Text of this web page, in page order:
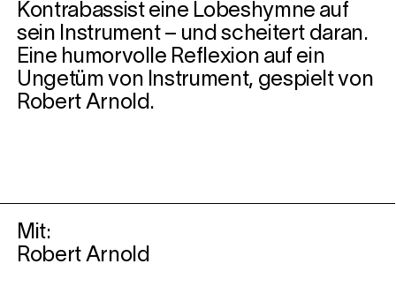
Kontrabassist eine Lobeshymne auf
sein Instrument – und scheitert daran.
Eine humorvolle Reflexion auf ein
Ungetüm von Instrument, gespielt von
Robert Arnold.
Mit:
Robert Arnold